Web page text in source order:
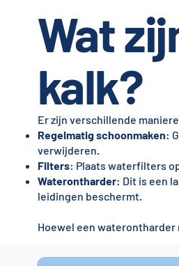
Wat
kalk?
Er zijn verschillende
Regelmatig schoonmaken:
verwijderen.
Filters: Plaats waterfilters
Waterontharder: Dit is een
leidingen beschermt.
Hoewel een